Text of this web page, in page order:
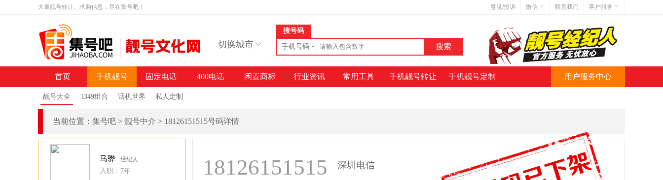
大量靓号转让、求购信息，尽在集号吧！ 意见/投诉 微信
微信号:jihaoba999
联系我们
客户服务
网站地图
网站简介
切换城市
搜号码
手机号码
首页 手机靓号
靓号大全 1349组合 话机世界 私人定制
固定电话 400电话 闲置商标 行业资讯 常用工具 手机靓号转让 手机靓号定制 用户服务中心
当前位置： 集号吧 > 靓号中介 > 18126151515号码详情
18126151515 深圳电信
马骅 经纪人
入职：7年